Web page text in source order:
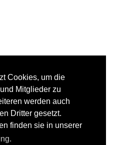
Cookies, um die
Mitglieder zu
werden auch
Dritter gesetzt.
finden sie in unserer